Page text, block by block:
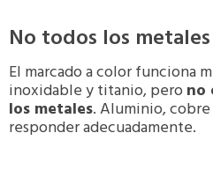
No todos los
El marcado a color funciona
inoxidable y titanio, pero no
los metales. Aluminio,
responder adecuadamente.